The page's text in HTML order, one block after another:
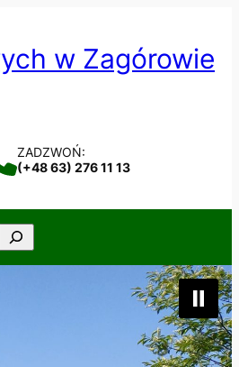
w Zagórowie
ZADZWOŃ:
(+48 63) 276 11 13